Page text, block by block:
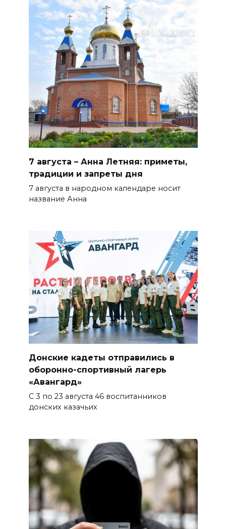
БОЛЬШЕ НОВОСТЕЙ
7 августа – Анна Летняя: приметы,
традиции и запреты дня
7 августа в народном календаре носит
название Анна
Донские кадеты отправились в
оборонно-спортивный лагерь
«Авангард»
С 3 по 23 августа 46 воспитанников
донских казачьих